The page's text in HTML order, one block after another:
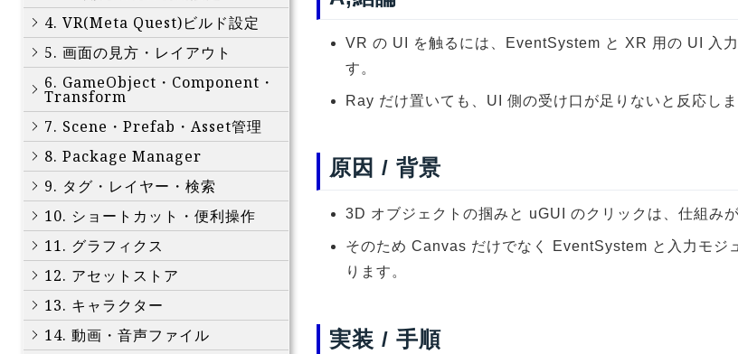
4. VR(Meta Quest)ビルド設定
5. 画面の見方・レイアウト
6. GameObject・Component・
Transform
7. Scene・Prefab・Asset管理
8. Package Manager
9. タグ・レイヤー・検索
10. ショートカット・便利操作
11. グラフィクス
12. アセットストア
13. キャラクター
14. 動画・音声ファイル
VR の UI を触るには、EventSystem と XR 用の UI 入
す。
Ray だけ置いても、UI 側の受け口が足りないと反応しま
原因 / 背景
3D オブジェクトの掴みと uGUI のクリックは、仕組みが
そのため Canvas だけでなく EventSystem と入力モジ
ります。
実装 / 手順